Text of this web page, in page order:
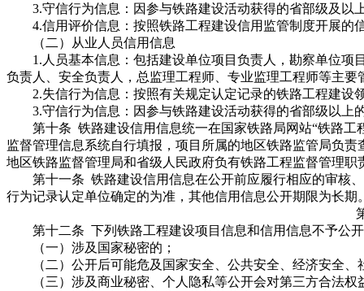
3.守信行为信息：因参与铁路建设活动获得的省部级及以
4.信用评价信息：按照铁路工程建设信用监管制度开展的
（二）从业人员信用信息
1.人员基本信息：包括建设单位项目负责人，勘察单位项
负责人、安全负责人，总监理工程师、专业监理工程师等主
2.失信行为信息：按照有关规定认定记录的铁路工程建设
3.守信行为信息：因参与铁路建设活动获得的省部级以上
第十条 铁路建设信用信息统一在国家铁路局网站“铁路工
监督管理信息系统自行填报，项目所属的地区铁路监管局负
地区铁路监督管理局和省级人民政府负有铁路工程监督管理职
第十一条 铁路建设信用信息在公开前应履行相应的审核、
行为记录认定单位确定的为准，其他信用信息公开期限为长期
第十二条 下列铁路工程建设项目信息和信用信息不予公
（一）涉及国家秘密的；
（二）公开后可能危及国家安全、公共安全、经济安全、
（三）涉及商业秘密、个人隐私等公开会对第三方合法权